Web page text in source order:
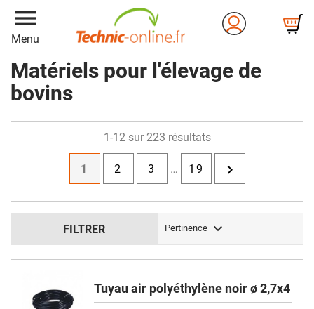
menu
Menu
Matériels pour l'élevage de
bovins
FILTRER Pertinence 
1-12 sur 223 résultats
1 2 3 … 19 
Tuyau air polyéthylène noir ø 2,7x4